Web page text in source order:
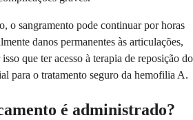
o sangramento pode continuar por horas
danos permanentes às articulações,
que ter acesso à terapia de reposição do
para o tratamento seguro da hemofilia A.
é administrado?